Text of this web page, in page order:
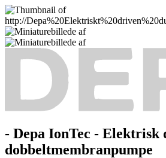
- Depa IonTec - Elektrisk
dobbeltmembranpumpe